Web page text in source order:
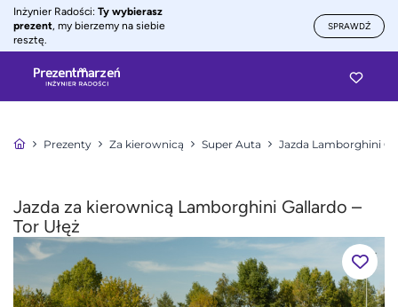
Inżynier Radości: Ty wybierasz
prezent, my bierzemy na siebie
resztę.
SPRAWDŹ
Prezenty Za kierownicą Super Auta Jazda Lamborghini
Jazda za kierownicą Lamborghini Gallardo –
Tor Ułęż